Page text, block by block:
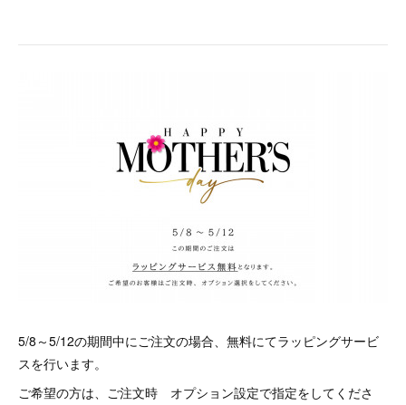
5/8～5/12の期間中にご注文の場合、無料にてラッピングサービ
スを行います。
ご希望の方は、ご注文時 オプション設定で指定をしてくださ